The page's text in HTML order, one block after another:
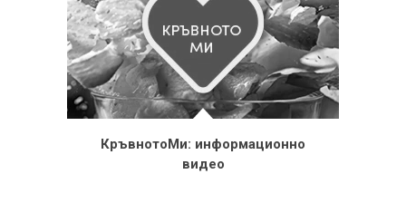
КръвнотоМи: информационно
видео